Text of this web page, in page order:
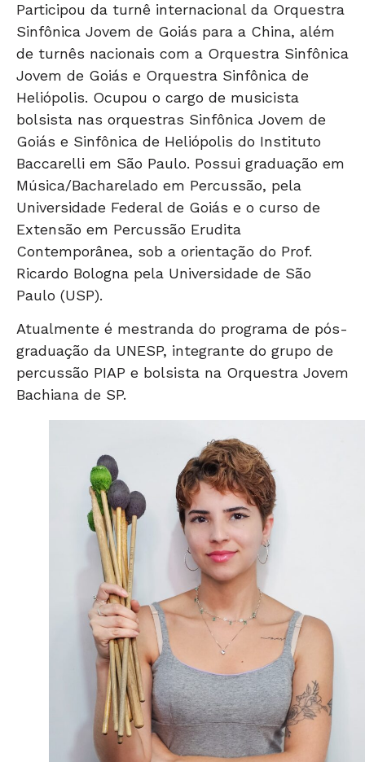
Participou da turnê internacional da Orquestra
Sinfônica Jovem de Goiás para a China, além
de turnês nacionais com a Orquestra Sinfônica
Jovem de Goiás e Orquestra Sinfônica de
Heliópolis. Ocupou o cargo de musicista
bolsista nas orquestras Sinfônica Jovem de
Goiás e Sinfônica de Heliópolis do Instituto
Baccarelli em São Paulo. Possui graduação em
Música/Bacharelado em Percussão, pela
Universidade Federal de Goiás e o curso de
Extensão em Percussão Erudita
Contemporânea, sob a orientação do Prof.
Ricardo Bologna pela Universidade de São
Paulo (USP).
Atualmente é mestranda do programa de pós-
graduação da UNESP, integrante do grupo de
percussão PIAP e bolsista na Orquestra Jovem
Bachiana de SP.